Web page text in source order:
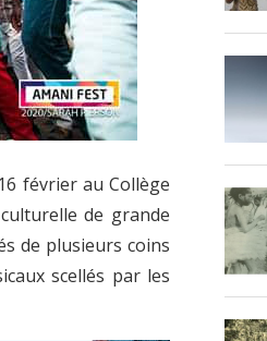
février au Collège
de grande
de plusieurs coins
scellés par les